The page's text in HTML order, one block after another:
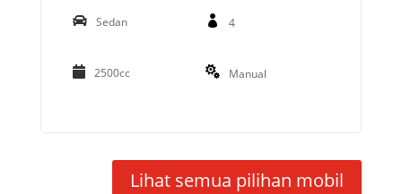
Sedan 4
2500cc Manual
Lihat semua pilihan mobil